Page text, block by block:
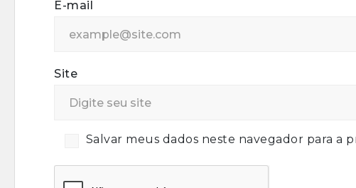
E-mail
Site
Salvar meus dados neste navegador para a